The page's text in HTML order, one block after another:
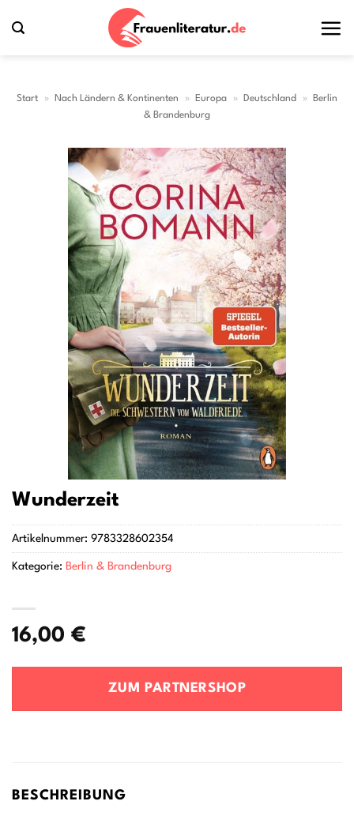
Inhalt
Start » Nach Ländern & Kontinenten » Europa » Deutschland »
Berlin
& Brandenburg
Wunderzeit
16,00 €
ZUM PARTNERSHOP
Artikelnummer: 9783328602354
Kategorie: Berlin & Brandenburg
BESCHREIBUNG